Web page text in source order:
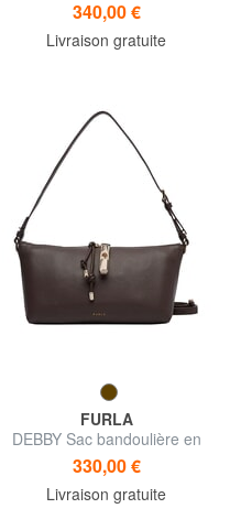
bandoulière
340,00 €
Livraison gratuite
FURLA
DEBBY Sac bandoulière en
cuir
330,00 €
Livraison gratuite